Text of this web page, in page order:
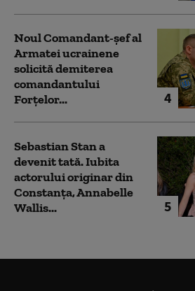
4
Noul Comandant-șef al
Armatei ucrainene
solicită demiterea
comandantului
Forțelor...
5
Sebastian Stan a
devenit tată. Iubita
actorului originar din
Constanța, Annabelle
Wallis...